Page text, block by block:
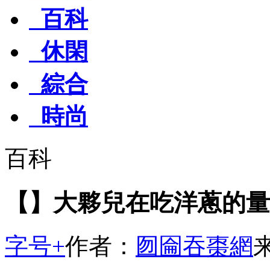
百科
休閑
綜合
時尚
百科
【】大夥兒在吃洋蔥的
字号+作者： 囫圇吞棗網